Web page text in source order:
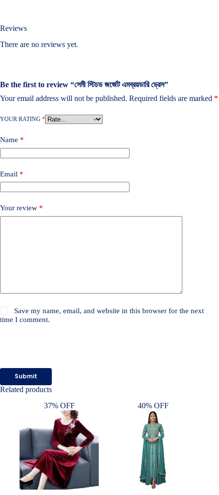
Reviews
There are no reviews yet.
Be the first to review “সেমী স্টিচড জর্জেট এমব্রয়ডারি ড্রেস”
Your email address will not be published. Required fields are marked *
YOUR RATING *
Name *
Email *
Your review *
Save my name, email, and website in this browser for the next
time I comment.
Submit
Related products
37% OFF
40% OFF